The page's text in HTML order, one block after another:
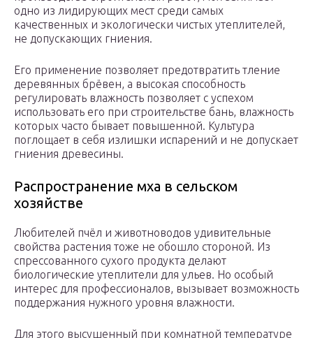
одно из лидирующих мест среди самых
качественных и экологически чистых утеплителей,
не допускающих гниения.
Его применение позволяет предотвратить тление
деревянных брёвен, а высокая способность
регулировать влажность позволяет с успехом
использовать его при строительстве бань, влажность
которых часто бывает повышенной. Культура
поглощает в себя излишки испарений и не допускает
гниения древесины.
Распространение мха в сельском
хозяйстве
Любителей пчёл и животноводов удивительные
свойства растения тоже не обошло стороной. Из
спрессованного сухого продукта делают
биологические утеплители для ульев. Но особый
интерес для профессионалов, вызывает возможность
поддержания нужного уровня влажности.
Для этого высушенный при комнатной температуре